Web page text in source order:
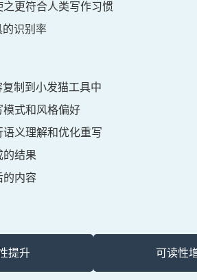
更符合人类写作习惯
的识别率
制到小发猫工具中
模式和风格偏好
义理解和优化重写
的结果
的内容
提升 可读性